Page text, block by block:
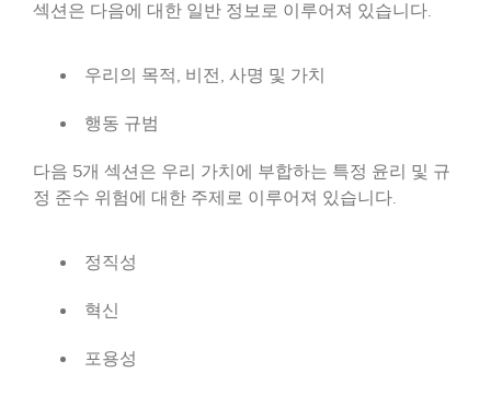
섹션은 다음에 대한 일반 정보로 이루어져 있습니다.
우리의 목적, 비전, 사명 및 가치
행동 규범
다음 5개 섹션은 우리 가치에 부합하는 특정 윤리 및 규
정 준수 위험에 대한 주제로 이루어져 있습니다.
정직성
혁신
포용성